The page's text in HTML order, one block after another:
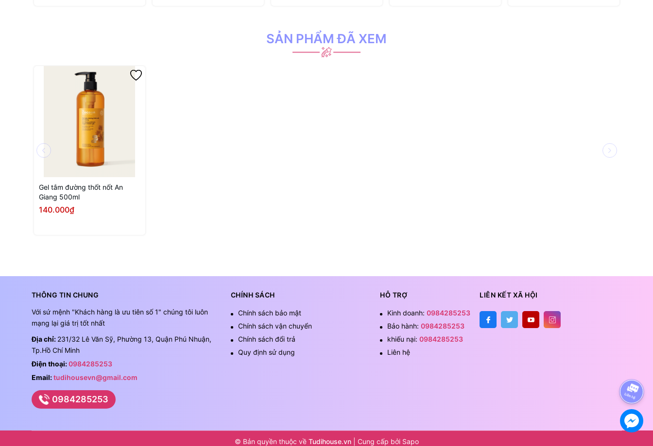
SẢN PHẨM ĐÃ XEM
Gel tắm đường thốt nốt An
Giang 500ml
140.000₫
THÔNG TIN CHUNG
Với sứ mệnh "Khách hàng là ưu tiên số 1" chúng tôi luôn
mạng lại giá trị tốt nhất
Địa chỉ: 231/32 Lê Văn Sỹ, Phường 13, Quận Phú Nhuận,
Tp.Hồ Chí Minh
Điện thoại:0984285253
Email:tudihousevn@gmail.com
0984285253
CHÍNH SÁCH
Chính sách bảo mật
Chính sách vận chuyển
Chính sách đổi trả
Quy định sử dụng
HỖ TRỢ
Kinh doanh: 0984285253
Bảo hành: 0984285253
khiếu nại: 0984285253
Liên hệ
LIÊN KẾT XÃ HỘI
© Bản quyền thuộc về Tudihouse.vn Cung cấp bởi Sapo